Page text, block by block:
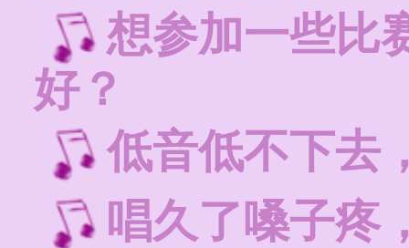
想参加一些比
好？
低音低不下去
唱久了嗓子疼